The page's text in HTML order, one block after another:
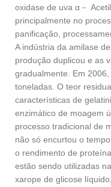
oxidase de uva α－
principalmente no
panificação,
A indústria da amilase
produção duplicou e as
gradualmente. Em
toneladas. O teor
características de
enzimático de moagem
processo tradicional de
não só encurtou o
o rendimento de
estão sendo utilizadas
xarope de glicose